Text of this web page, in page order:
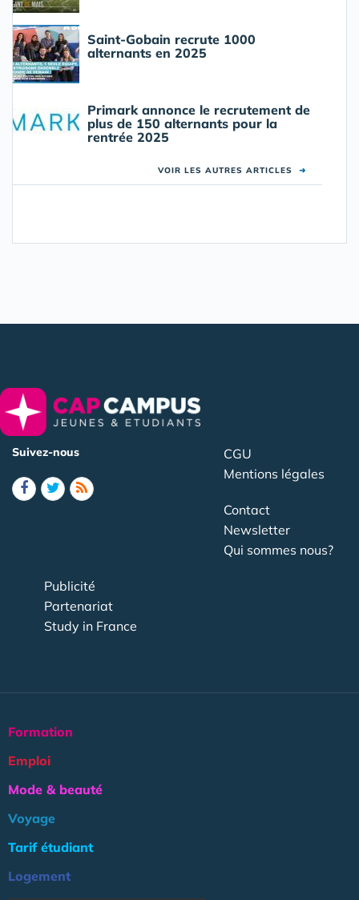
Saint-Gobain recrute 1000
alternants en 2025
Primark annonce le recrutement de
plus de 150 alternants pour la
rentrée 2025
VOIR LES AUTRES ARTICLES ➜
Suivez-nous
CGU
Mentions légales
Contact
Newsletter
Qui sommes nous?
Publicité
Partenariat
Study in France
Formation
Emploi
Mode & beauté
Voyage
Tarif étudiant
Logement